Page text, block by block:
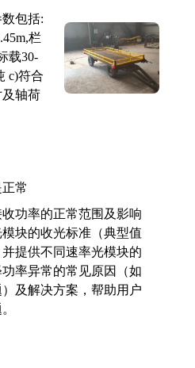
包括:
栏
载30-
c)符合
轴荷
常
功率的正常范围及影响
块的收光标准（典型值
并提供不同速率光模块的
率异常的常见原因（如
及解决方案，帮助用户